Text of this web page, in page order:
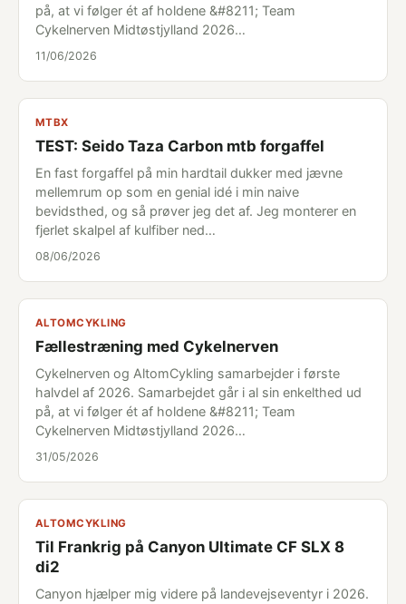
på, at vi følger ét af holdene &#8211; Team
Cykelnerven Midtøstjylland 2026…
11/06/2026
MTBX
TEST: Seido Taza Carbon mtb forgaffel
En fast forgaffel på min hardtail dukker med jævne
mellemrum op som en genial idé i min naive
bevidsthed, og så prøver jeg det af. Jeg monterer en
fjerlet skalpel af kulfiber ned…
08/06/2026
ALTOMCYKLING
Fællestræning med Cykelnerven
Cykelnerven og AltomCykling samarbejder i første
halvdel af 2026. Samarbejdet går i al sin enkelthed ud
på, at vi følger ét af holdene &#8211; Team
Cykelnerven Midtøstjylland 2026…
31/05/2026
ALTOMCYKLING
Til Frankrig på Canyon Ultimate CF SLX 8
di2
Canyon hjælper mig videre på landevejseventyr i 2026.